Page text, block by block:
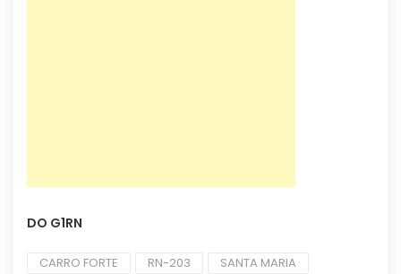
DO G1RN
CARRO FORTE RN-203 SANTA MARIA